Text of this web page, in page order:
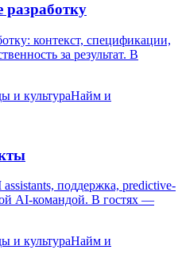
контекст, спецификации,
за результат. В
и культураНайм и
поддержка, predictive-
AI-командой. В гостях —
и культураНайм и